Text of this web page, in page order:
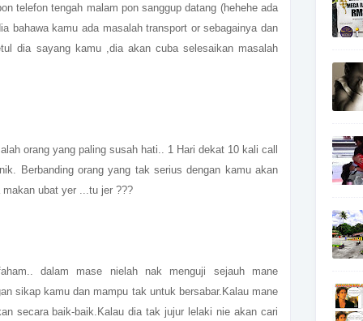
telefon tengah malam pon sanggup datang (hehehe ada
bahawa kamu ada masalah transport or sebagainya dan
dia sayang kamu ,dia akan cuba selesaikan masalah
orang yang paling susah hati.. 1 Hari dekat 10 kali call
Berbanding orang yang tak serius dengan kamu akan
ubat yer ...tu jer ???
dalam mase nielah nak menguji sejauh mane
sikap kamu dan mampu tak untuk bersabar.Kalau mane
secara baik-baik.Kalau dia tak jujur lelaki nie akan cari